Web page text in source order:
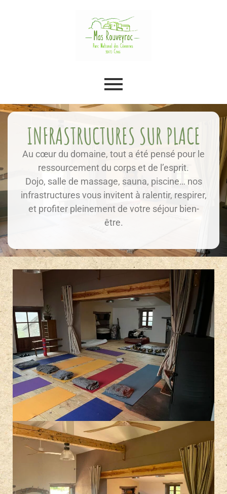
INFRASTRUCTURES SUR PLACE
Au cœur du domaine, tout a été pensé pour le
ressourcement du corps et de l’esprit.
Dojo, salle de massage, sauna, piscine… nos
infrastructures vous invitent à ralentir, respirer,
et profiter pleinement de votre séjour bien-
être.